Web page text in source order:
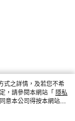
式之詳情，及若您不希
，請參閱本網站「 隱私
意本公司得按本網站使